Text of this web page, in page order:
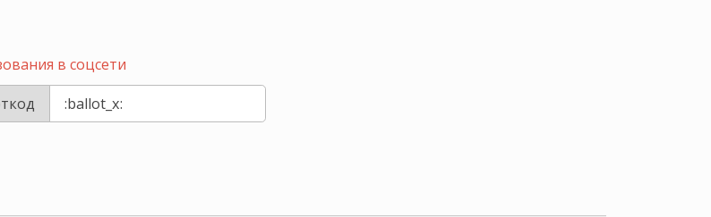
в соцсети